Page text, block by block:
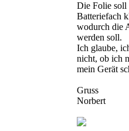
Die Folie soll
Batteriefach
wodurch die
werden soll.
Ich glaube,
nicht, ob ich
mein Gerät
Gruss
Norbert